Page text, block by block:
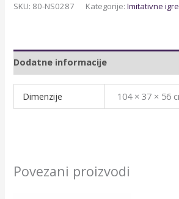
SKU: 80-NS0287 Kategorije:Imitativne igre
Dodatne informacije
Dimenzije 104 × 37 × 56
Povezani proizvodi